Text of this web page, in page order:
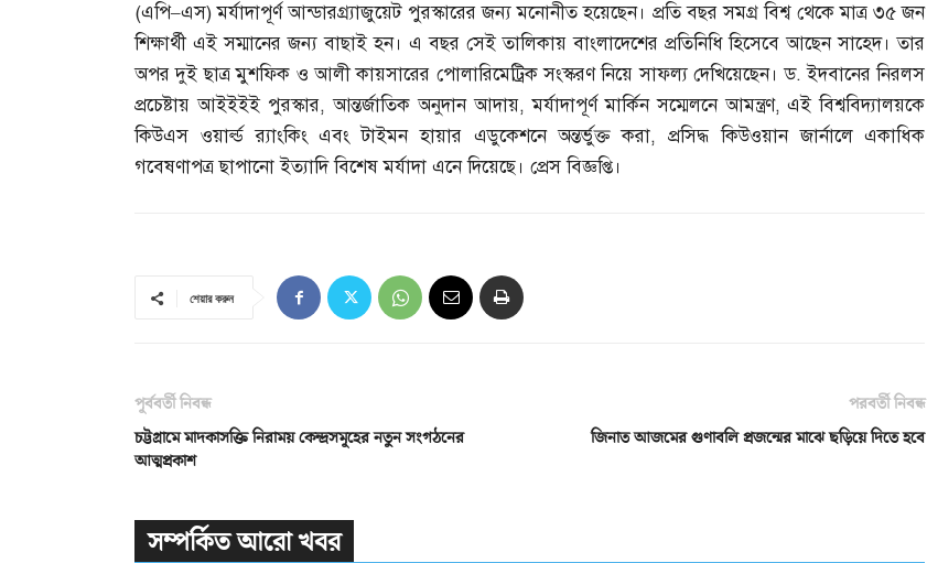
(এপি–এস)মর্যাদাপূর্ণ আন্ডারগ্র্যাজুয়েট পুরস্কারের জন্য মনোনীত হয়েছেন। প্রতি বছর সমগ্র বিশ্ব থেকে মাত্র ৩৫ জন
শিক্ষার্থী এই সম্মানের জন্য বাছাই হন। এ বছর সেই তালিকায় বাংলাদেশের প্রতিনিধি হিসেবে আছেন সাহেদ। তার
অপর দুই ছাত্র মুশফিক ও আলী কায়সারের পোলারিমেট্রিক সংস্করণ নিয়ে সাফল্য দেখিয়েছেন। ড.ইদবানের নিরলস
প্রচেষ্টায় আইইইই পুরস্কার,আন্তর্জাতিক অনুদান আদায়,মর্যাদাপূর্ণ মার্কিন সম্মেলনে আমন্ত্রণ,এই বিশ্ববিদ্যালয়কে
কিউএস ওয়ার্ল্ড র‌্যাংকিং এবং টাইমন হায়ার এডুকেশনে অন্তর্ভুক্ত করা, প্রসিদ্ধ কিউওয়ান জার্নালে একাধিক
গবেষণাপত্র ছাপানো ইত্যাদি বিশেষ মর্যাদা এনে দিয়েছে। প্রেস বিজ্ঞপ্তি।
শেয়ার করুন
পূর্ববর্তী নিবন্ধ
চট্টগ্রামে মাদকাসক্তি নিরাময় কেন্দ্রসমূহের নতুন সংগঠনের
আত্মপ্রকাশ
পরবর্তী নিবন্ধ
জিনাত আজমের গুণাবলি প্রজন্মের মাঝে ছড়িয়ে দিতে হবে
সম্পর্কিত আরো খবর